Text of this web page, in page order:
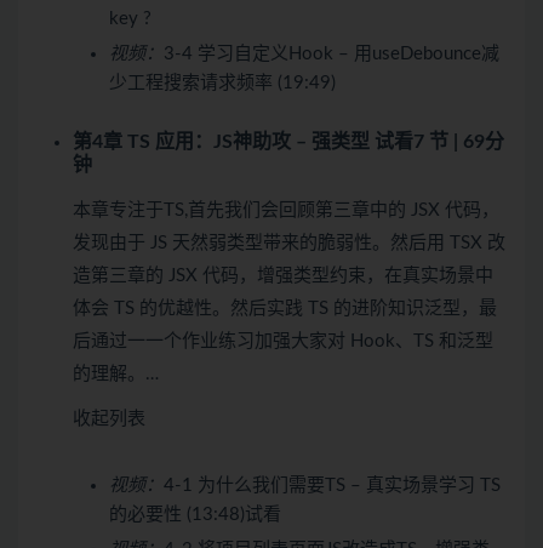
key ?
视频： 3-4 学习自定义Hook – 用useDebounce减
少工程搜索请求频率 (19:49)
第4章 TS 应用：JS神助攻 – 强类型 试看7 节 | 69分
钟
本章专注于TS,首先我们会回顾第三章中的 JSX 代码，
发现由于 JS 天然弱类型带来的脆弱性。然后用 TSX 改
造第三章的 JSX 代码，增强类型约束，在真实场景中
体会 TS 的优越性。然后实践 TS 的进阶知识泛型，最
后通过一一个作业练习加强大家对 Hook、TS 和泛型
的理解。…
收起列表
视频： 4-1 为什么我们需要TS – 真实场景学习 TS
的必要性 (13:48)试看